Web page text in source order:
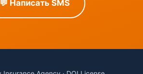
💬 Написать SMS